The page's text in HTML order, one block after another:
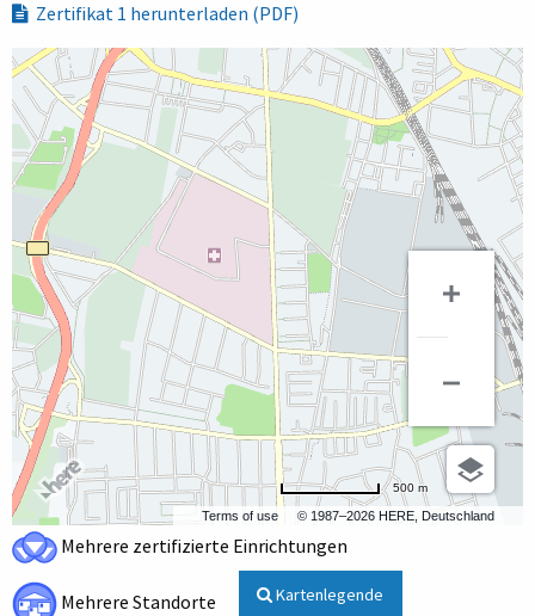
Zertifikat 1 herunterladen (PDF)
Terms of use © 1987–2026 HERE, Deutschland
500 m
Mehrere zertifizierte Einrichtungen
Mehrere Standorte Kartenlegende